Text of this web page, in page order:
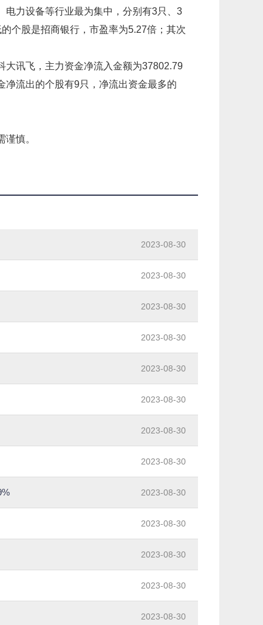
电力设备等行业最为集中，分别有3只、3
个股是招商银行，市盈率为5.27倍；其次
大讯飞，主力资金净流入金额为37802.79
净流出的个股有9只，净流出资金最多的
慎。
2023-08-30
2023-08-30
2023-08-30
2023-08-30
2023-08-30
2023-08-30
2023-08-30
2023-08-30
2023-08-30
2023-08-30
2023-08-30
2023-08-30
2023-08-30